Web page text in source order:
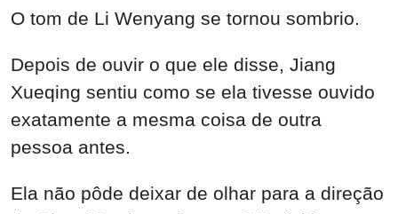
O tom de Li Wenyang se tornou sombrio.
Depois de ouvir o que ele disse, Jiang
Xueqing sentiu como se ela tivesse ouvido
exatamente a mesma coisa de outra
pessoa antes.
Ela não pôde deixar de olhar para a direção